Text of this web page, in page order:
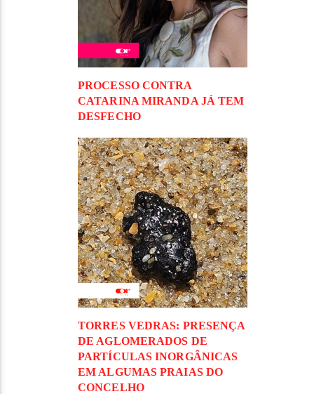
PROCESSO CONTRA
CATARINA MIRANDA JÁ TEM
DESFECHO
TORRES VEDRAS: PRESENÇA
DE AGLOMERADOS DE
PARTÍCULAS INORGÂNICAS
EM ALGUMAS PRAIAS DO
CONCELHO